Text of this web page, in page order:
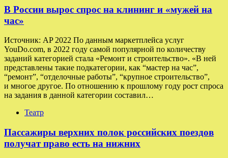
В России вырос спрос на клининг и «мужей на
час»
Источник: AP 2022 По данным маркетплейса услуг
YouDo.com, в 2022 году самой популярной по количеству
заданий категорией стала «Ремонт и строительство». «В ней
представлены такие подкатегории, как “мастер на час”,
“ремонт”, “отделочные работы”, “крупное строительство”,
и многое другое. По отношению к прошлому году рост спроса
на задания в данной категории составил…
Театр
Пассажиры верхних полок российских поездов
получат право есть на нижних